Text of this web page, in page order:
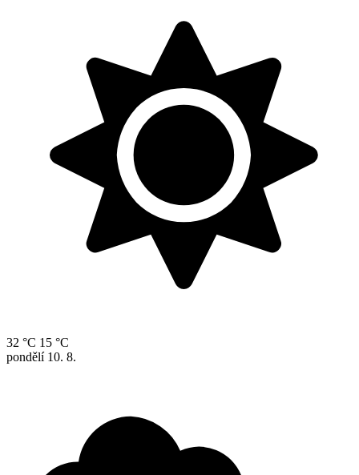
32 °C 15 °C
pondělí 10. 8.